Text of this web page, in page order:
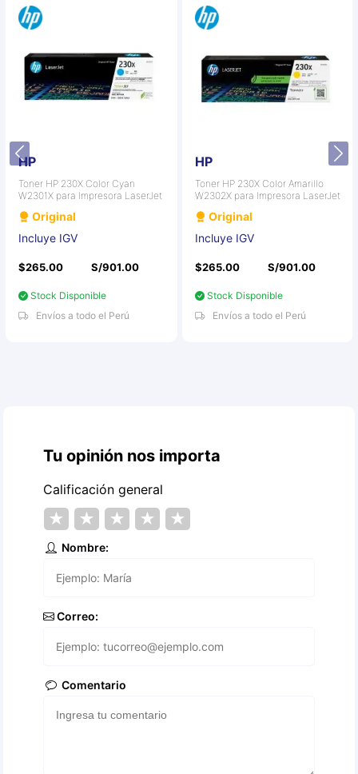
HP
Toner HP 230X Color Cyan
W2301X para Impresora LaserJet
Original
Incluye IGV
$265.00 S/901.00
Stock Disponible
Envíos a todo el Perú
HP
Toner HP 230X Color Amarillo
W2302X para Impresora LaserJet
Original
Incluye IGV
$265.00 S/901.00
Stock Disponible
Envíos a todo el Perú
Tu opinión nos importa
Calificación general
★ ★ ★ ★ ★
Nombre:
Correo:
Comentario